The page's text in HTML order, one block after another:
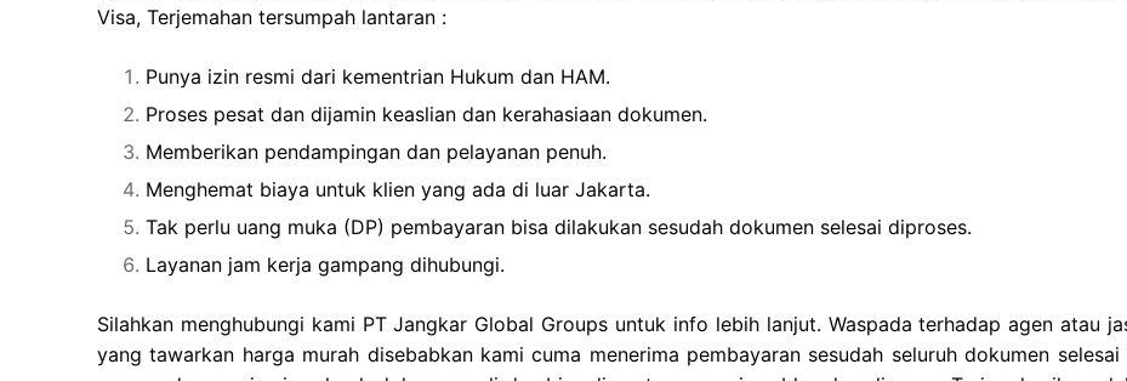
Visa, Terjemahan tersumpah lantaran :
Punya izin resmi dari kementrian Hukum dan HAM.
Proses pesat dan dijamin keaslian dan kerahasiaan dokumen.
Memberikan pendampingan dan pelayanan penuh.
Menghemat biaya untuk klien yang ada di luar Jakarta.
Tak perlu uang muka (DP) pembayaran bisa dilakukan sesudah dokumen selesai diproses.
Layanan jam kerja gampang dihubungi.
Silahkan menghubungi kami PT Jangkar Global Groups untuk info lebih lanjut. Waspada terhadap agen atau
yang tawarkan harga murah disebabkan kami cuma menerima pembayaran sesudah seluruh dokumen selesai